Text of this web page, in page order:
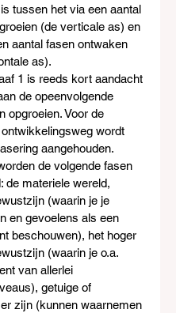
tussen het via een aantal
(de verticale as) en
aantal fasen ontwaken
as).
1 is reeds kort aandacht
de opeenvolgende
opgroeien. Voor de
wordt
aangehouden.
de volgende fasen
de materiele wereld,
(waarin je je
en gevoelens als een
beschouwen), het hoger
(waarin je o.a.
van allerlei
getuige of
zijn (kunnen waarnemen